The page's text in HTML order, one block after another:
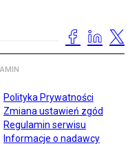
Polityka Prywatności
Zmiana ustawień zgód
Regulamin serwisu
Informacje o nadawcy